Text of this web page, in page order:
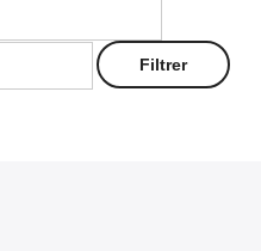
Filtrer